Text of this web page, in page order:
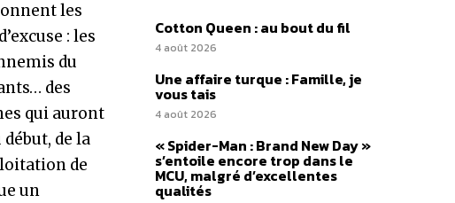
les
: les
du
des
qui auront
de la
de
un
Cotton Queen : au bout du fil
4 août 2026
Une affaire turque : Famille, je
vous tais
4 août 2026
« Spider-Man : Brand New Day »
s’entoile encore trop dans le
MCU, malgré d’excellentes
qualités